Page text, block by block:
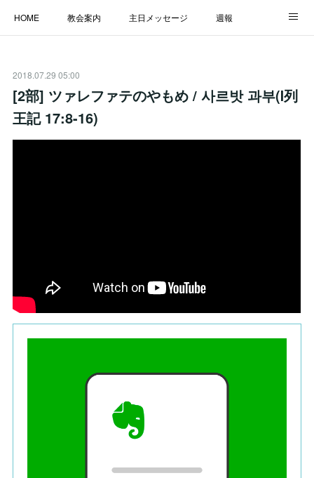
HOME 教会案内 主日メッセージ 週報
LINK
2018.07.29 05:00
[2部] ツァレファテのやもめ / 사르밧 과부(Ⅰ列
王記 17:8-16)